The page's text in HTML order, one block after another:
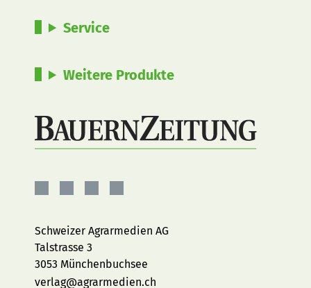
Service
Weitere Produkte
Facebook
Instagram
YouTubeLinkedIn
Schweizer Agrarmedien AG
Talstrasse 3
3053 Münchenbuchsee
verlag@agrarmedien.ch